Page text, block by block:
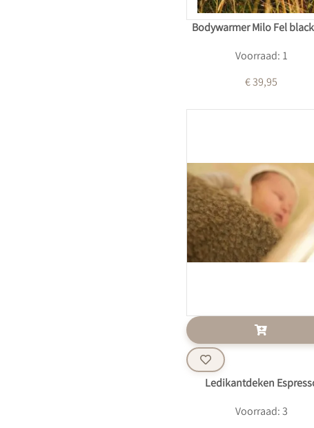
Bodywarmer Milo Fel
Voorraad: 1
€ 39,95
Ledikantdeken
Voorraad: 3